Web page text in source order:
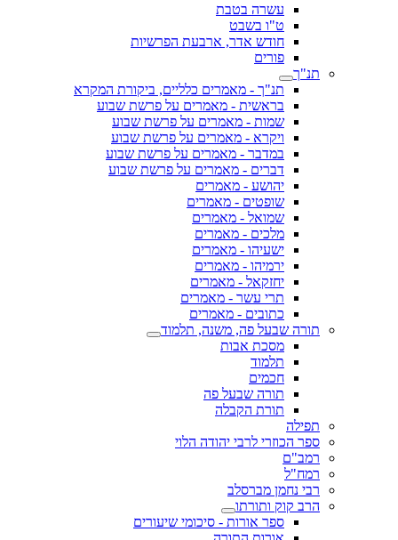
עשרה בטבת
ט"ו בשבט
חודש אדר, ארבעת הפרשיות
פורים
תנ"ך
תנ"ך - מאמרים כלליים, ביקורת המקרא
בראשית - מאמרים על פרשת שבוע
שמות - מאמרים על פרשת שבוע
ויקרא - מאמרים על פרשת שבוע
במדבר - מאמרים על פרשת שבוע
דברים - מאמרים על פרשת שבוע
יהושע - מאמרים
שופטים - מאמרים
שמואל - מאמרים
מלכים - מאמרים
ישעיהו - מאמרים
ירמיהו - מאמרים
יחזקאל - מאמרים
תרי עשר - מאמרים
כתובים - מאמרים
תורה שבעל פה, משנה, תלמוד
מסכת אבות
תלמוד
חכמים
תורה שבעל פה
תורת הקבלה
תפילה
ספר הכוזרי לרבי יהודה הלוי
רמב"ם
רמח"ל
רבי נחמן מברסלב
הרב קוק ותורתו
ספר אורות - סיכומי שיעורים